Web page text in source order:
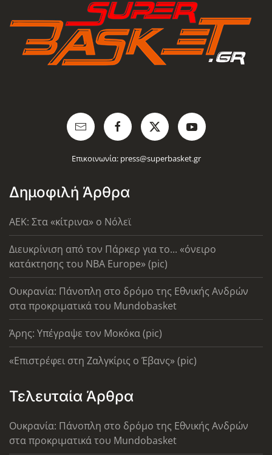
Επικοινωνία: press@superbasket.gr
Δημοφιλή Άρθρα
AEK: Στα «κίτρινα» ο Νόλεϊ
Διευκρίνιση από τον Πάρκερ για το... «όνειρο
κατάκτησης του ΝΒΑ Europe» (pic)
Ουκρανία: Πάνοπλη στο δρόμο της Εθνικής Ανδρών
στα προκριματικά του Mundobasket
Άρης: Υπέγραψε τον Μοκόκα (pic)
«Επιστρέφει στη Ζαλγκίρις ο Έβανς» (pic)
Τελευταία Άρθρα
Ουκρανία: Πάνοπλη στο δρόμο της Εθνικής Ανδρών
στα προκριματικά του Mundobasket